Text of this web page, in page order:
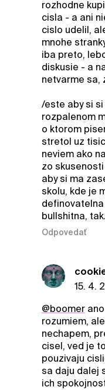
rozhodne
cisla - a ani
cislo udelil,
mnohe
iba preto,
diskusie - a
netvarme sa,
/este aby si
rozpalenom
o ktorom
stretol uz
neviem ako
zo
aby si ma
skolu, kde je
bullshitna,
Odpovedať
15. 4.
@boomerano
rozumiem,
nechapem,
cisel, ved je
pouzivaju
sa daju dalej
ich